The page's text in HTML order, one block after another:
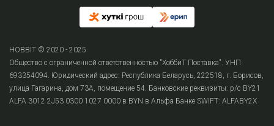
HOBBIT © 2020 - 2025
Общество с ограниченной ответственностью "ХоббиТ Поставка". УНП
693354094. Юридический адрес: Республика Беларусь, 222518, г. Борисов,
улица Гагарина, дом 73А, помещение 54. Банковские реквизиты: р/с BY21
ALFA 3012 2J53 0300 1027 0000 в BYN в Альфа Банке SWIFT: ALFABY2X